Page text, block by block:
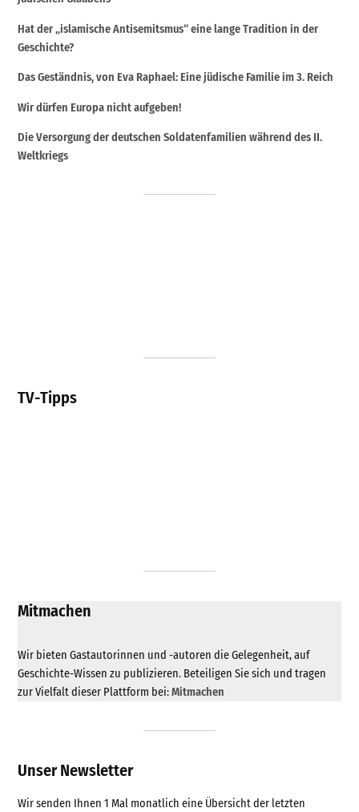
Hat der „islamische Antisemitsmus“ eine lange Tradition in der
Geschichte?
Das Geständnis, von Eva Raphael: Eine jüdische Familie im 3. Reich
Wir dürfen Europa nicht aufgeben!
Die Versorgung der deutschen Soldatenfamilien während des II.
Weltkriegs
TV-Tipps
Mitmachen
Wir bieten Gastautorinnen und -autoren die Gelegenheit, auf
Geschichte-Wissen zu publizieren. Beteiligen Sie sich und tragen
zur Vielfalt dieser Plattform bei:Mitmachen
Unser Newsletter
Wir senden Ihnen 1 Mal monatlich eine Übersicht der letzten